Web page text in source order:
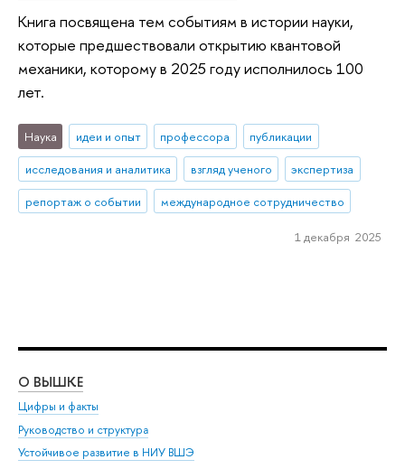
Книга посвящена тем событиям в истории науки,
которые предшествовали открытию квантовой
механики, которому в 2025 году исполнилось 100
лет.
Наука идеи и опыт профессора
публикации
исследования и аналитика
взгляд ученого
экспертиза
репортаж о событии
международное сотрудничество
1 декабря 2025
О ВЫШКЕ
Цифры и факты
Руководство и структура
Устойчивое развитие в НИУ ВШЭ